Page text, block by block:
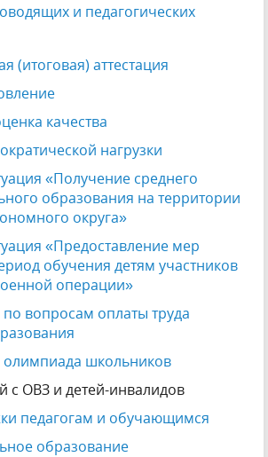
и педагогических
(итоговая) аттестация
качества
нагрузки
«Получение среднего
образования на территории
округа»
«Предоставление мер
обучения детям участников
операции»
вопросам оплаты труда
олимпиада школьников
с ОВЗ и детей-инвалидов
педагогам и обучающимся
образование